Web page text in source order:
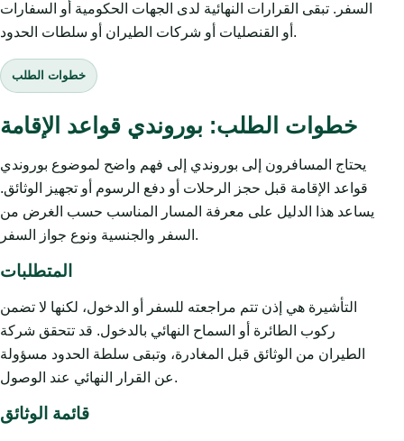
السفر. تبقى القرارات النهائية لدى الجهات الحكومية أو السفارات
أو القنصليات أو شركات الطيران أو سلطات الحدود.
خطوات الطلب
خطوات الطلب: بوروندي قواعد الإقامة
يحتاج المسافرون إلى بوروندي إلى فهم واضح لموضوع بوروندي
قواعد الإقامة قبل حجز الرحلات أو دفع الرسوم أو تجهيز الوثائق.
يساعد هذا الدليل على معرفة المسار المناسب حسب الغرض من
السفر والجنسية ونوع جواز السفر.
المتطلبات
التأشيرة هي إذن تتم مراجعته للسفر أو الدخول، لكنها لا تضمن
ركوب الطائرة أو السماح النهائي بالدخول. قد تتحقق شركة
الطيران من الوثائق قبل المغادرة، وتبقى سلطة الحدود مسؤولة
عن القرار النهائي عند الوصول.
قائمة الوثائق